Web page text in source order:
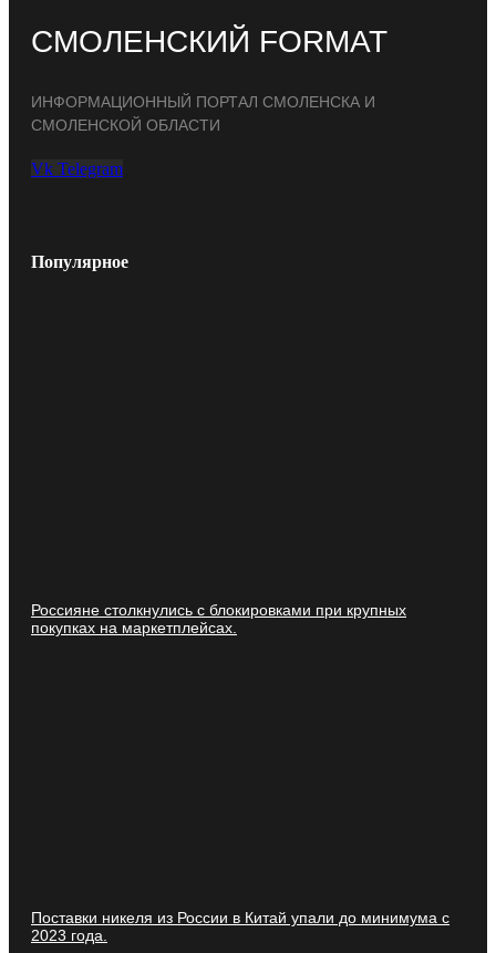
СМОЛЕНСКИЙ FORMAT
ИНФОРМАЦИОННЫЙ ПОРТАЛ СМОЛЕНСКА И
СМОЛЕНСКОЙ ОБЛАСТИ
Vk Telegram
Популярное
Россияне столкнулись с блокировками при крупных
покупках на маркетплейсах.
Поставки никеля из России в Китай упали до минимума с
2023 года.